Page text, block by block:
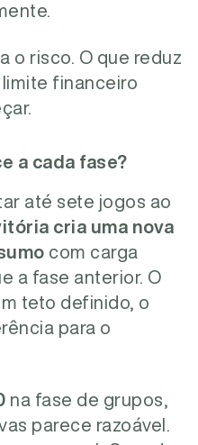
o risco. O que reduz
financeiro
a cada fase?
até sete jogos ao
cria uma nova
com carga
a fase anterior. O
teto definido, o
para o
na fase de grupos,
parece razoável.